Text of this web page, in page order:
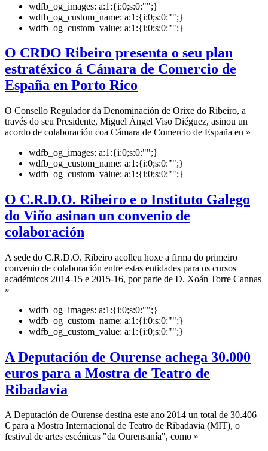
wdfb_og_images: a:1:{i:0;s:0:"";}
wdfb_og_custom_name: a:1:{i:0;s:0:"";}
wdfb_og_custom_value: a:1:{i:0;s:0:"";}
O CRDO Ribeiro presenta o seu plan
estratéxico á Cámara de Comercio de
España en Porto Rico
O Consello Regulador da Denominación de Orixe do Ribeiro, a
través do seu Presidente, Miguel Ángel Viso Diéguez, asinou un
acordo de colaboración coa Cámara de Comercio de España en »
wdfb_og_images: a:1:{i:0;s:0:"";}
wdfb_og_custom_name: a:1:{i:0;s:0:"";}
wdfb_og_custom_value: a:1:{i:0;s:0:"";}
O C.R.D.O. Ribeiro e o Instituto Galego
do Viño asinan un convenio de
colaboración
A sede do C.R.D.O. Ribeiro acolleu hoxe a firma do primeiro
convenio de colaboración entre estas entidades para os cursos
académicos 2014-15 e 2015-16, por parte de D. Xoán Torre Cannas
»
wdfb_og_images: a:1:{i:0;s:0:"";}
wdfb_og_custom_name: a:1:{i:0;s:0:"";}
wdfb_og_custom_value: a:1:{i:0;s:0:"";}
A Deputación de Ourense achega 30.000
euros para a Mostra de Teatro de
Ribadavia
A Deputación de Ourense destina este ano 2014 un total de 30.406
€ para a Mostra Internacional de Teatro de Ribadavia (MIT), o
festival de artes escénicas "da Ourensanía", como »